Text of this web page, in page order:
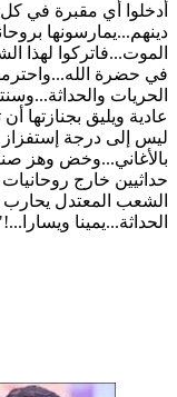
أدخلوا أي مقبرة في
دينهم...يمارسونها
الموت...فاتركوا لهذا
في حضرة
الحريات
عادية ويليق بجنازتها
ليس إلى درجة إستفزاز
بالأغاني...وخض وهز
حداثيين خارج
الشعب المعتدل
الحداثة...يمينا